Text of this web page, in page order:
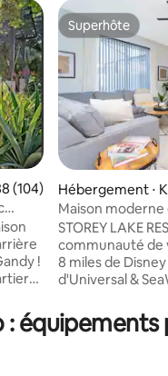
moyenne sur la
(104)
!
Superhôte
Superhôte
Hébergement ⋅
Maison
privée près de
STOREY LAKE
communauté de
8 miles de
d'Universal &
restaurants, de
commerciaux
: équipements